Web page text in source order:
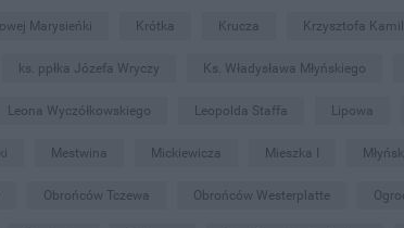
Marysieńki Krótka Krucza Krzysztofa
ks. ppłka Józefa Wryczy Ks. Władysława Młyńskiego
Leona Wyczółkowskiego Leopolda Staffa Lipowa
Mestwina Mickiewicza Mieszka I
Obrońców Tczewa Obrońców Westerplatte